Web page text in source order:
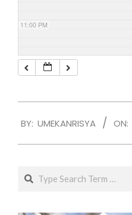
11:00 PM
01-
BY: UMEKANRISYA ON:
Search